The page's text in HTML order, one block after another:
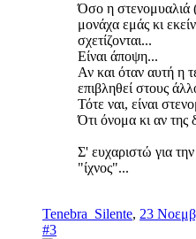
Όσο η στενομυαλιά
μονάχα εμάς κι
σχετίζονται...
Είναι άποψη...
Αν και όταν αυτή η
επιβληθεί στους
Τότε ναι, είναι
Ότι όνομα κι αν της
Σ' ευχαριστώ για
"ίχνος"...
Tenebra_Silente, 23
#3